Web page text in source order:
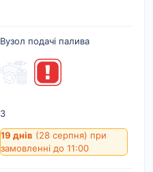
Вузол подачі палива
3
19 днів (28 серпня) при
замовленні до 11:00